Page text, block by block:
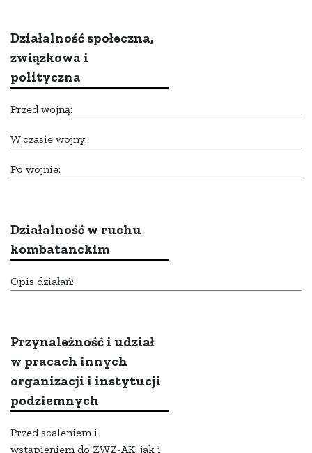
Działalność społeczna,
związkowa i
polityczna
Przed wojną:
W czasie wojny:
Po wojnie:
Działalność w ruchu
kombatanckim
Opis działań:
Przynależność i udział
w pracach innych
organizacji i instytucji
podziemnych
Przed scaleniem i
wstąpieniem do ZWZ-AK, jak i